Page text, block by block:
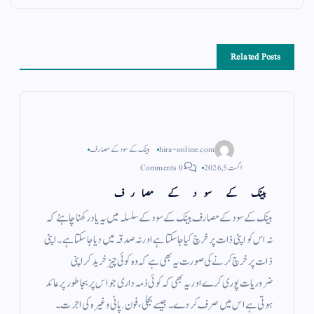
Related Posts
hira-online.com
بینک کے سود کے مصارف
اگست 5, 2026
0 Comments
بینک کے سود کے مصارف
بینک کے سود کے مصارف بینک کے سود کے سلسلہ میں یہ یاد رکھنا چاہئے کہ
نہ اس کو اپنی ذات پر خرچ کیا جاسکتا ہے اور نہ صدقہ میں دیا جا سکتا ہے ۔ اپنی
ذات پر خرچ کرنے کی صورت یہ بھی ہے کہ وہ کوئی چیز خرید کر اپنی
ضروریات پوری کرے اور یہ بھی کہ کوئی ذمہ داری جو اس پر بجا طور پر عائد
ہوتی ہے اس میں صرف کر دے ۔ جیسے بجلی ، فون . پانی وغیرہ کی اجرت ۔